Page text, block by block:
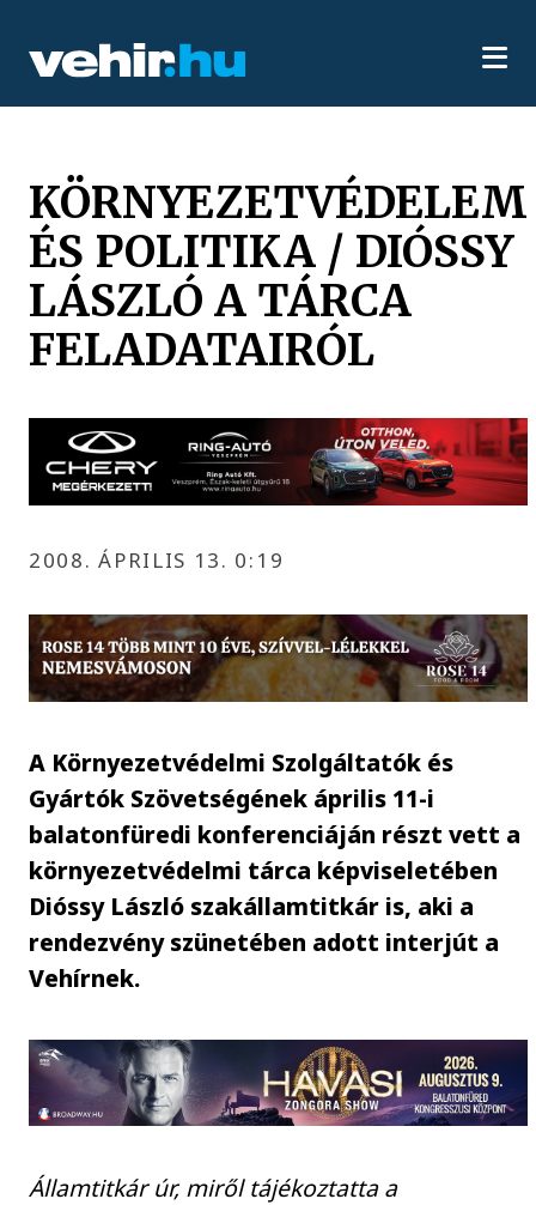
KÖRNYEZETVÉDELEM
ÉS POLITIKA / DIÓSSY
LÁSZLÓ A TÁRCA
FELADATAIRÓL
2008. ÁPRILIS 13. 0:19
A Környezetvédelmi Szolgáltatók és
Gyártók Szövetségének április 11-i
balatonfüredi konferenciáján részt vett a
környezetvédelmi tárca képviseletében
Dióssy László szakállamtitkár is, aki a
rendezvény szünetében adott interjút a
Vehírnek.
Államtitkár úr, miről tájékoztatta a